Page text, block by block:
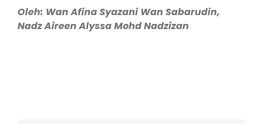
Oleh: Wan Afina Syazani Wan Sabarudin,
Nadz Aireen Alyssa Mohd Nadzizan